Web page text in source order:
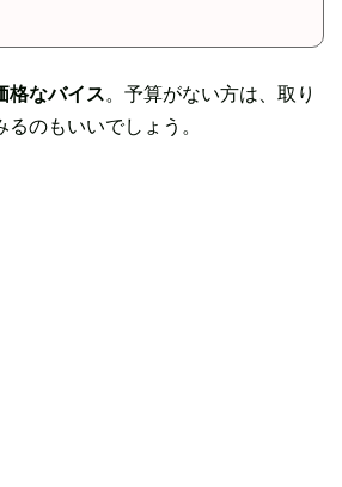
格なバイス。予算がない方は、取り
のもいいでしょう。